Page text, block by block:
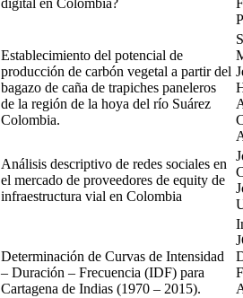
digital en Colombia?
Establecimiento del potencial de
producción de carbón vegetal a partir del
bagazo de caña de trapiches paneleros
de la región de la hoya del río Suárez
Colombia.
Análisis descriptivo de redes sociales en
el mercado de proveedores de equity de
infraestructura vial en Colombia
Determinación de Curvas de Intensidad
– Duración – Frecuencia (IDF) para
Cartagena de Indias (1970 – 2015).